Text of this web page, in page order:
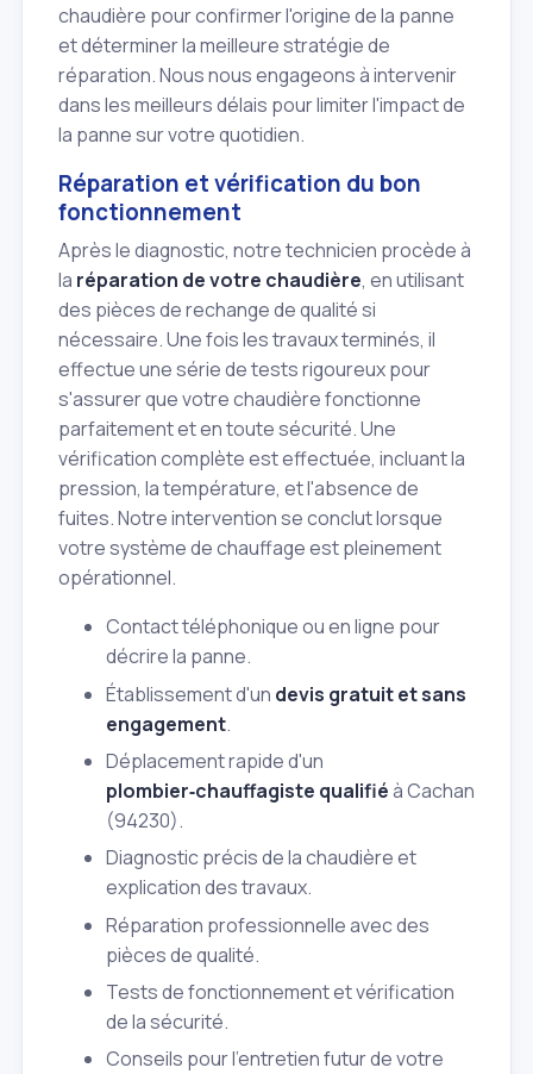
chaudière pour confirmer l'origine de la panne
et déterminer la meilleure stratégie de
réparation. Nous nous engageons à intervenir
dans les meilleurs délais pour limiter l'impact de
la panne sur votre quotidien.
Réparation et vérification du bon
fonctionnement
Après le diagnostic, notre technicien procède à
la réparation de votre chaudière, en utilisant
des pièces de rechange de qualité si
nécessaire. Une fois les travaux terminés, il
effectue une série de tests rigoureux pour
s'assurer que votre chaudière fonctionne
parfaitement et en toute sécurité. Une
vérification complète est effectuée, incluant la
pression, la température, et l'absence de
fuites. Notre intervention se conclut lorsque
votre système de chauffage est pleinement
opérationnel.
Contact téléphonique ou en ligne pour
décrire la panne.
Établissement d'un devis gratuit et sans
engagement.
Déplacement rapide d'un
plombier‑chauffagiste qualifiéà Cachan
(94230).
Diagnostic précis de la chaudière et
explication des travaux.
Réparation professionnelle avec des
pièces de qualité.
Tests de fonctionnement et vérification
de la sécurité.
Conseils pour l'entretien futur de votre